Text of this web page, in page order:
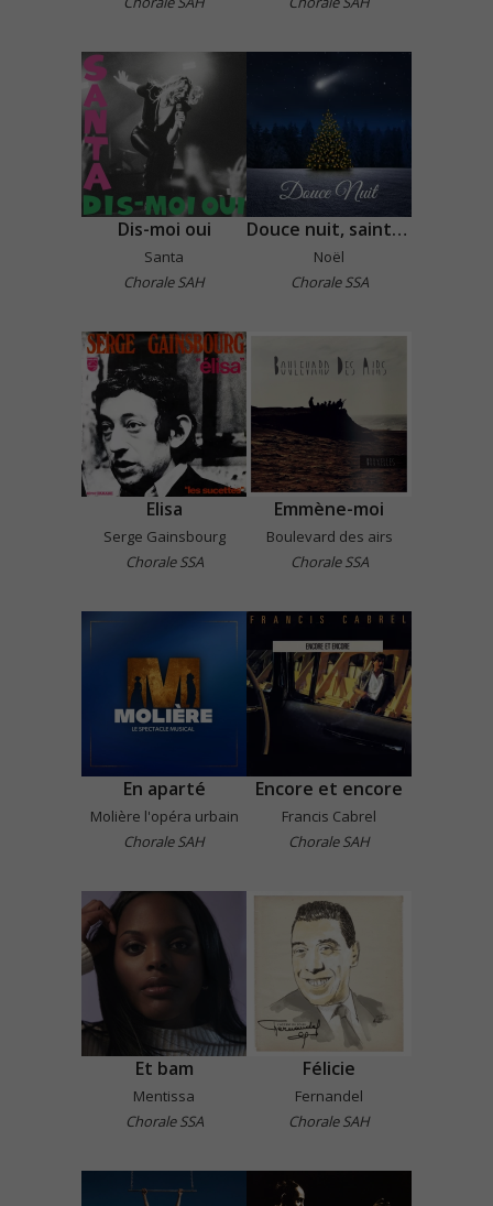
Dis-moi oui
Santa
Chorale SAH
Douce nuit, sainte nuit
Noël
Chorale SSA
Elisa
Serge Gainsbourg
Chorale SSA
Emmène-moi
Boulevard des airs
Chorale SSA
En aparté
Molière l'opéra urbain
Chorale SAH
Encore et encore
Francis Cabrel
Chorale SAH
Et bam
Mentissa
Chorale SSA
Félicie
Fernandel
Chorale SAH